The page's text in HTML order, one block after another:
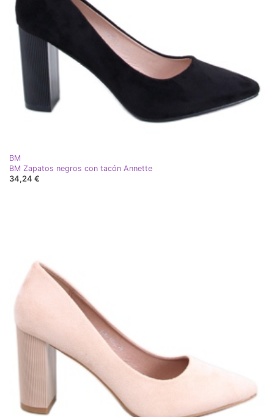
BM
BM Zapatos negros con tacón Annette
34,24 €